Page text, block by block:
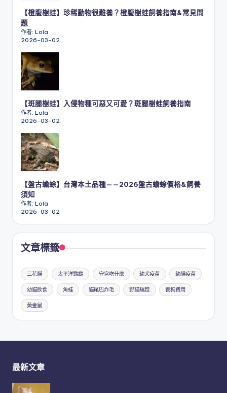
【橙腹樹蛙】珍稀動物很難養？橙腹樹蛙飼養指南&常見問
題
作者: Lola
2026-03-02
【斑腿樹蛙】入侵物種可惡又可愛？斑腿樹蛙飼養指南
作者: Lola
2026-03-02
【盤古蟾蜍】台灣本土品種——2026盤古蟾蜍價格&飼養
須知
作者: Lola
2026-03-02
文章標籤
三花貓 太平洋鸚鵡 守宮吃什麼 幼犬疫苗 幼貓疫苗
幼貓飲食 角蛙 貓尾巴炸毛 野貓驅趕 養狗費用
黃金鼠
最新文章